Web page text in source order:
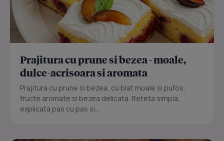
Prajitura cu prune si bezea - moale,
dulce-acrisoara si aromata
Prajitura cu prune si bezea, cu blat moale si pufos,
fructe aromate si bezea delicata. Reteta simpla,
explicata pas cu pas si...